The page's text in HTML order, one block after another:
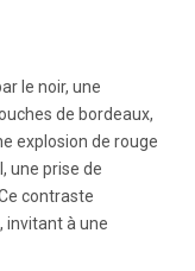
le noir, une
de bordeaux,
explosion de rouge
une prise de
contraste
invitant à une